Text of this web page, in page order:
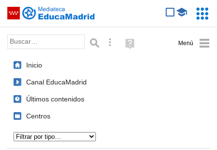
Saltar navegación
Palabra o frase: Búsqueda avanzada
Ayuda
(en
Inicio
Canal EducaMadrid
Últimos contenidos
Centros